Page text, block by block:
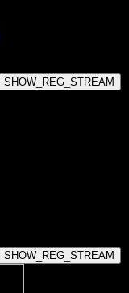
SHOW_REG_STREAM
SHOW_REG_STREAM